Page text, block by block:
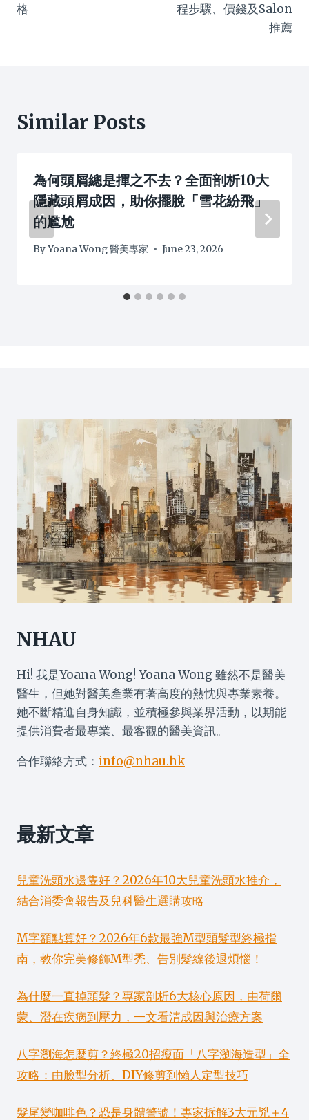
格
程步驟、價錢及Salon
推薦
Similar Posts
為何頭屑總是揮之不去？全面剖析10大
隱藏頭屑成因，助你擺脫「雪花紛飛」
的尷尬
ByYoana Wong 醫美專家 June 23, 2026
NHAU
Hi! 我是Yoana Wong! Yoana Wong 雖然不是醫美
醫生，但她對醫美產業有著高度的熱忱與專業素養。
她不斷精進自身知識，並積極參與業界活動，以期能
提供消費者最專業、最客觀的醫美資訊。
合作聯絡方式： info@nhau.hk
最新文章
兒童洗頭水邊隻好？2026年10大兒童洗頭水推介，
結合消委會報告及兒科醫生選購攻略
M字額點算好？2026年6款最強M型頭髮型終極指
南，教你完美修飾M型禿、告別髮線後退煩惱！
為什麼一直掉頭髮？專家剖析6大核心原因，由荷爾
蒙、潛在疾病到壓力，一文看清成因與治療方案
八字瀏海怎麼剪？終極20招瘦面「八字瀏海造型」全
攻略：由臉型分析、DIY修剪到懶人定型技巧
髮尾變咖啡色？恐是身體警號！專家拆解3大元兇＋4